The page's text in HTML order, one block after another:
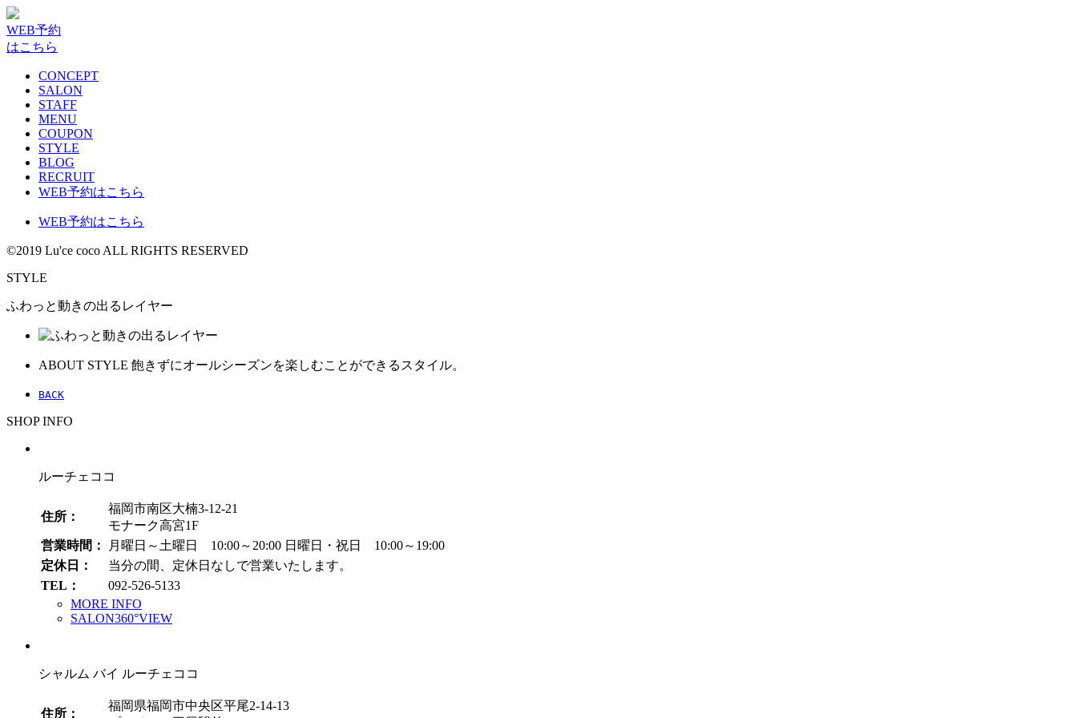
WEB予約
はこちら
CONCEPT
SALON
STAFF
MENU
COUPON
STYLE
BLOG
RECRUIT
WEB予約はこちら
WEB予約はこちら
©2019 Lu'ce coco ALL RIGHTS RESERVED
STYLE
ふわっと動きの出るレイヤー
ABOUT STYLE 飽きずにオールシーズンを楽しむことができるスタイル。
BACK
SHOP INFO
ルーチェココ
住所：
福岡市南区大楠3-12-21
モナーク高宮1F
営業時間：
月曜日～土曜日 10:00～20:00 日曜日・祝日 10:00～19:00
定休日：
当分の間、定休日なしで営業いたします。
TEL：
092-526-5133
MORE INFO
SALON360°VIEW
シャルム バイ ルーチェココ
住所：
福岡県福岡市中央区平尾2-14-13